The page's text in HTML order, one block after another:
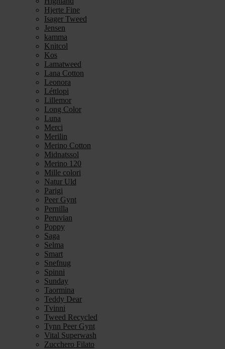
Hjerte Fine
Isager Tweed
Jensen
kamma
Knitcol
Kos
Lamatweed
Lana Cotton
Leonora
Léttlopi
Lillemor
Long Color
Luna
Merci
Merilin
Merino Cotton
Midnatssol
Merino 120
Mille colori
Natur Uld
Parigi
Peer Gynt
Pernilla
Peruvian
Poppy
Saga
Selma
Smart
Snefnug
Spinni
Sunday
Taormina
Teddy Dear
Tvinni
Tweed Recycled
Tynn Peer Gynt
Vital Superwash
Zucchero Filato